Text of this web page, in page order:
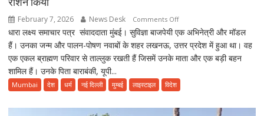
February 7, 2026 News Desk Comments Offon
Mumbai
news:
अभिनेत्री
माता
धारा लक्ष्य समाचार पत्र संवाददाता मुंबई। सुविज्ञा बाजपेयी एक अभिनेत्री और मॉडल
हैं। उनका जन्म और पालन-पोषण नवाबों के शहर लखनऊ, उत्तर प्रदेश में हुआ था। वह
एक एकल ब्राह्मण परिवार से ताल्लुक रखती हैं जिसमें उनके माता और एक बड़ी बहन
शामिल हैं। उनके पिता बाराबंकी, यूपी...
Mumbai देश धर्म नई दिल्ली मुम्बई लाइस्टाइल विदेश